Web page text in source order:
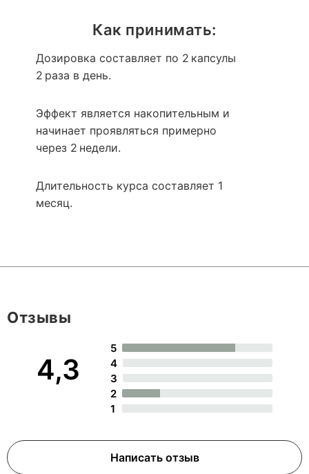
Как принимать:
Дозировка составляет по 2 капсулы
2 раза в день.
Эффект является накопительным и
начинает проявляться примерно
через 2 недели.
Длительность курса составляет 1
месяц.
4,3
5
4
3
2
1
Написать отзыв
Отзывы